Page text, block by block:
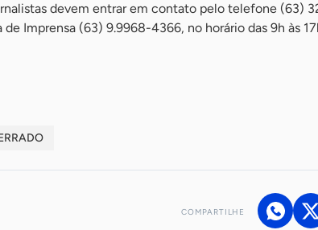
devem entrar em contato pelo telefone (63)
de Imprensa (63) 9.9968-4366, no horário das 9h às
COMPARTILHE